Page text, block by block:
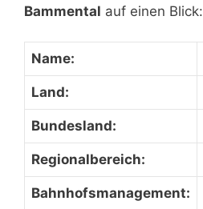
Bammental auf einen Blick:
Name:
Land:
Bundesland:
Regionalbereich:
Bahnhofsmanagement: